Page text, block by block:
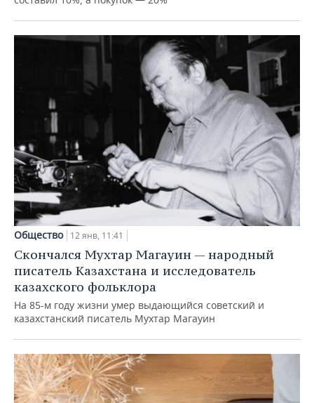
Общество 12 янв, 11:41
Скончался Мухтар Магауин — народный
писатель Казахстана и исследователь
казахского фольклора
На 85-м году жизни умер выдающийся советский и
казахстанский писатель Мухтар Магауин